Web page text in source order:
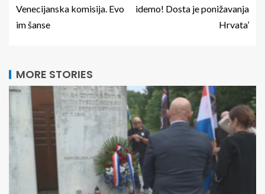
Venecijanska komisija. Evo
im šanse
idemo! Dosta je ponižavanja
Hrvata’
MORE STORIES